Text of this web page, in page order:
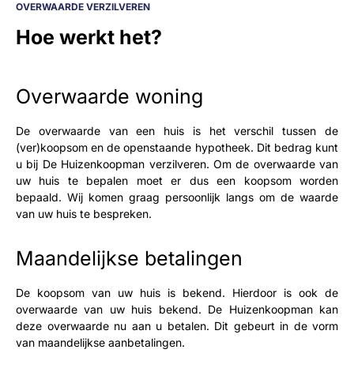
OVERWAARDE VERZILVEREN
Hoe werkt het?
Overwaarde woning
De overwaarde van een huis is het verschil tussen de
(ver)koopsom en de openstaande hypotheek. Dit bedrag kunt
u bij De Huizenkoopman verzilveren. Om de overwaarde van
uw huis te bepalen moet er dus een koopsom worden
bepaald. Wij komen graag persoonlijk langs om de waarde
van uw huis te bespreken.
Maandelijkse betalingen
De koopsom van uw huis is bekend. Hierdoor is ook de
overwaarde van uw huis bekend. De Huizenkoopman kan
deze overwaarde nu aan u betalen. Dit gebeurt in de vorm
van maandelijkse aanbetalingen.